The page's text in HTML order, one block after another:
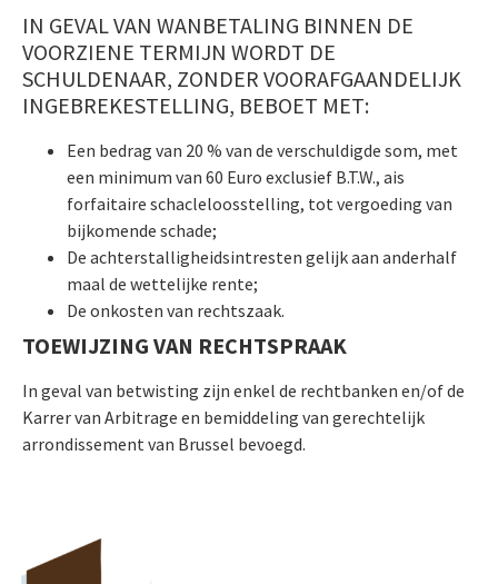
IN GEVAL VAN WANBETALING BINNEN DE
VOORZIENE TERMIJN WORDT DE
SCHULDENAAR, ZONDER VOORAFGAANDELIJK
INGEBREKESTELLING, BEBOET MET:
Een bedrag van 20 % van de verschuldigde som, met
een minimum van 60 Euro exclusief B.T.W., ais
forfaitaire schacleloosstelling, tot vergoeding van
bijkomende schade;
De achterstalligheidsintresten gelijk aan anderhalf
maal de wettelijke rente;
De onkosten van rechtszaak.
TOEWIJZING VAN RECHTSPRAAK
In geval van betwisting zijn enkel de rechtbanken en/of de
Karrer van Arbitrage en bemiddeling van gerechtelijk
arrondissement van Brussel bevoegd.